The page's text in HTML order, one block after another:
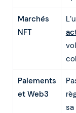
Marchés
NFT
Paiements
et Web3